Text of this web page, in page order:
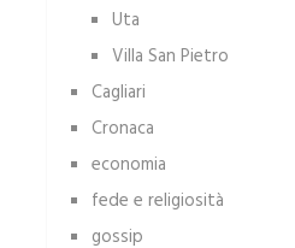
Uta
Villa San Pietro
Cagliari
Cronaca
economia
fede e religiosità
gossip